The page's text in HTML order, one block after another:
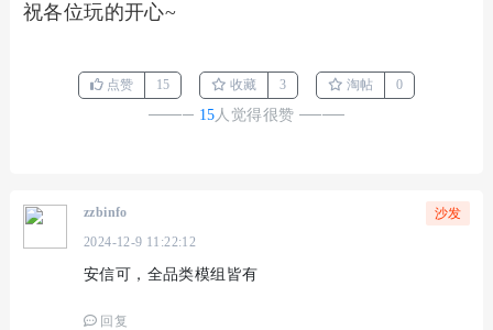
祝各位玩的开心~
点赞 15 收藏 3 淘帖 0
──── 15人觉得很赞 ────
沙发
zzbinfo
2024-12-9 11:22:12
安信可，全品类模组皆有
回复